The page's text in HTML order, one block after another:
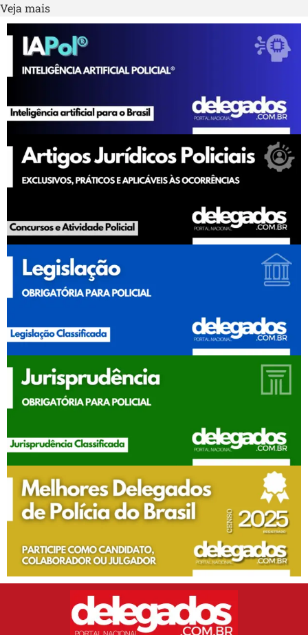
Veja mais